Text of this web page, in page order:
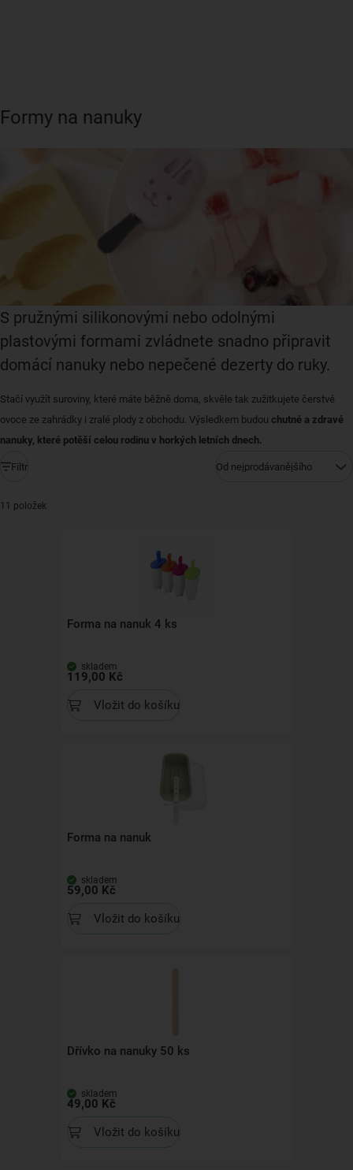
Formy na nanuky
S pružnými silikonovými nebo odolnými
plastovými formami zvládnete snadno připravit
domácí nanuky nebo nepečené dezerty do ruky.
Stačí využít suroviny, které máte běžně doma, skvěle tak zužitkujete čerstvé
ovoce ze zahrádky i zralé plody z obchodu. Výsledkem budou chutné a zdravé
nanuky, které potěší celou rodinu v horkých letních dnech.
Filtr Od nejprodávanějšího
11 položek
Forma na nanuk 4 ks
skladem
119,00 Kč
Vložit do košíku
Forma na nanuk
skladem
59,00 Kč
Vložit do košíku
Dřívko na nanuky 50 ks
skladem
49,00 Kč
Vložit do košíku